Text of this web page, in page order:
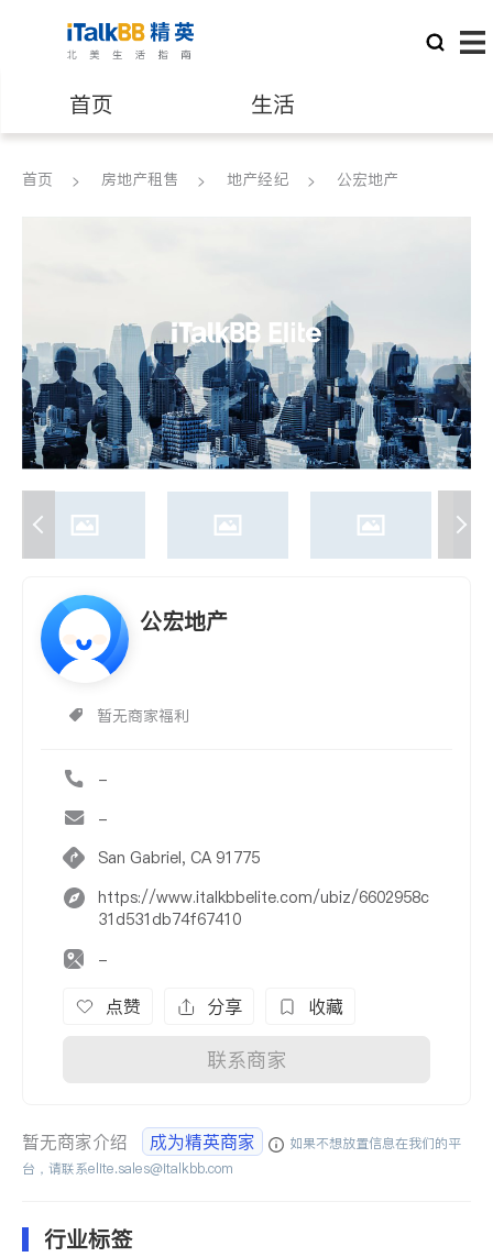
首页 生活
医生 律师
养老 非盈利组织
首页 房地产租售 地产经纪 公宏地产
公宏地产
暂无商家福利
-
-
San Gabriel, CA 91775
https://www.italkbbelite.com/ubiz/6602958c
31d531db74f67410
-
点赞 分享 收藏
联系商家
暂无商家介绍 成为精英商家
如果不想放置信息在我们的平
台，请联系elite.sales@italkbb.com
行业标签